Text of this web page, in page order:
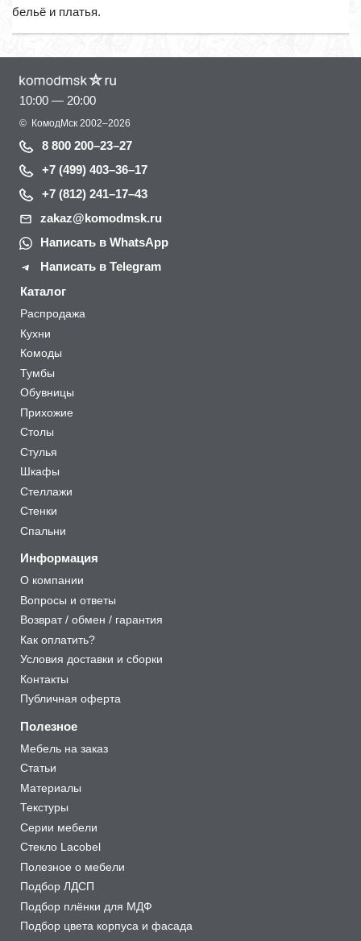
бельё и платья.
10:00 — 20:00
© КомодМск 2002–2026
8 800 200–23–27
+7 (499) 403–36–17
+7 (812) 241–17–43
zakaz@komodmsk.ru
Написать в WhatsApp
Написать в Telegram
Каталог
Распродажа
Кухни
Комоды
Тумбы
Обувницы
Прихожие
Столы
Стулья
Шкафы
Стеллажи
Стенки
Спальни
Информация
О компании
Вопросы и ответы
Возврат / обмен / гарантия
Как оплатить?
Условия доставки и сборки
Контакты
Публичная оферта
Полезное
Мебель на заказ
Статьи
Материалы
Текстуры
Серии мебели
Стекло Lacobel
Полезное о мебели
Подбор ЛДСП
Подбор плёнки для МДФ
Подбор цвета корпуса и фасада